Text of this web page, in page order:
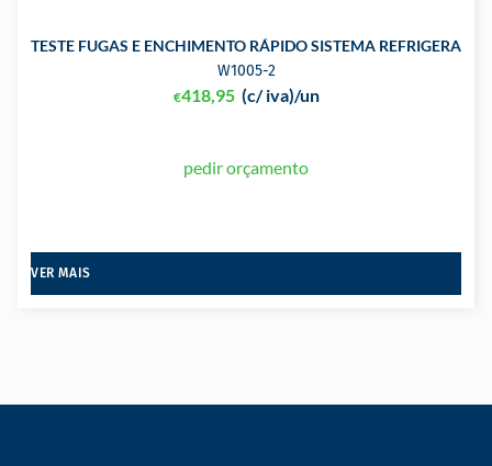
TESTE FUGAS E ENCHIMENTO RÁPIDO SISTEMA
W1005-2
€418,95 (c/ iva)/un
pedir orçamento
VER MAIS